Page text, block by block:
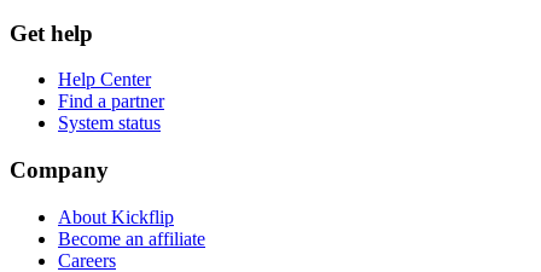
Get help
Help Center
Find a partner
System status
Company
About Kickflip
Become an affiliate
Careers